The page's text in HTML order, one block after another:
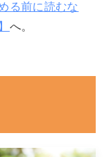
る前に読むな
へ。